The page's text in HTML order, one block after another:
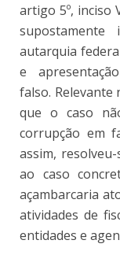
artigo 5º, inciso
autarquia
e
falso. Relevante
que o caso
corrupção em
assim,
ao caso
açambarcaria
atividades de
entidades e